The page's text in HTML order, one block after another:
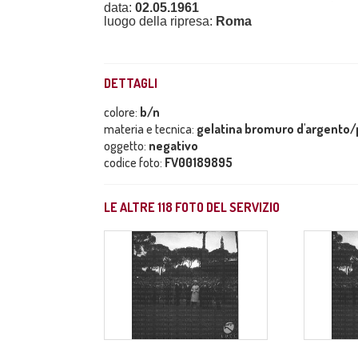
data: 02.05.1961
luogo della ripresa: Roma
DETTAGLI
colore: b/n
materia e tecnica: gelatina bromuro
oggetto: negativo
codice foto: FV00189895
LE ALTRE118 FOTO DEL SERVIZIO